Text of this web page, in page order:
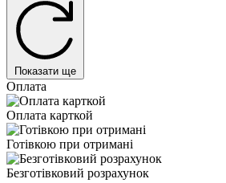
Показати ще
Оплата
Оплата карткой
Готівкою при отримані
Безготівковий розрахунок